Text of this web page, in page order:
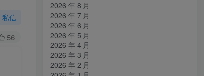
私信
56
2026 年 8 月
2026 年 7 月
2026 年 6 月
2026 年 5 月
2026 年 4 月
2026 年 3 月
2026 年 2 月